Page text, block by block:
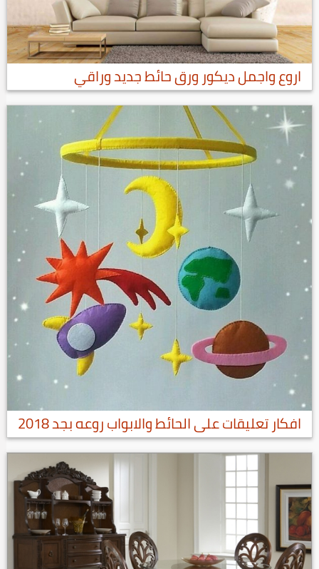
اروع واجمل ديكور ورق حائط جديد وراقي
افكار تعليقات على الحائط والابواب روعه بجد 2018